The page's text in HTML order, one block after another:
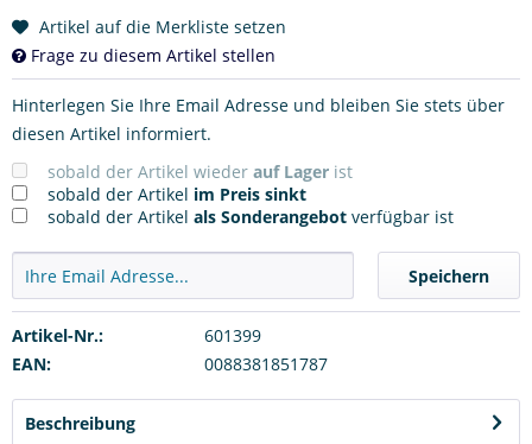
Artikel auf die Merkliste setzen
Frage zu diesem Artikel stellen
Hinterlegen Sie Ihre Email Adresse und bleiben Sie stets über
diesen Artikel informiert.
sobald der Artikel wieder auf Lager ist
sobald der Artikel im Preis sinkt
sobald der Artikel als Sonderangebot verfügbar ist
Speichern
Artikel-Nr.:
601399
EAN:
0088381851787
Beschreibung